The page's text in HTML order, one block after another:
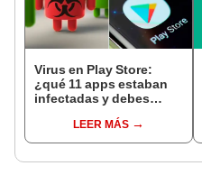
Virus en Play Store:
¿qué 11 apps estaban
infectadas y debes
inmediato?LEER MÁS